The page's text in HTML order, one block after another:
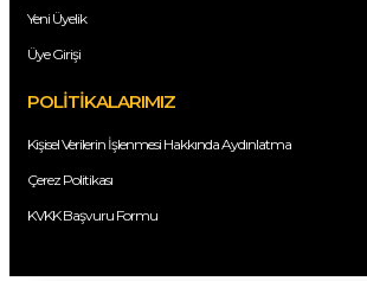
Yeni Üyelik
Üye Girişi
POLİTİKALARIMIZ
Kişisel Verilerin İşlenmesi Hakkında Aydınlatma
Çerez Politikası
KVKK Başvuru Formu